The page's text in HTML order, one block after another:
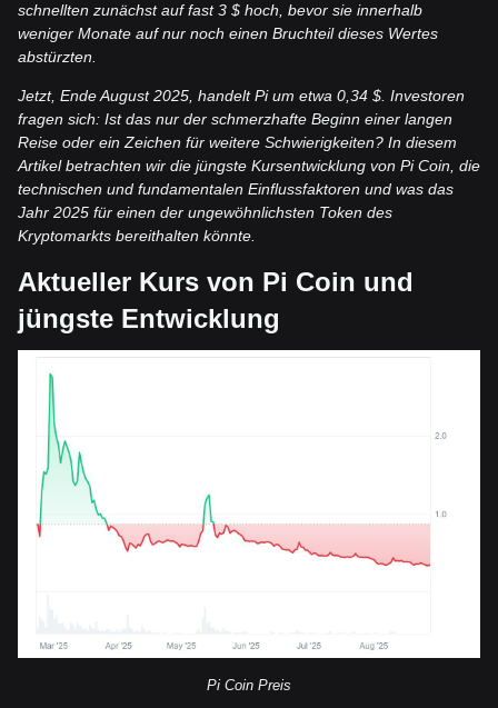
schnellten zunächst auf fast 3 $ hoch, bevor sie innerhalb
weniger Monate auf nur noch einen Bruchteil dieses Wertes
abstürzten.
Jetzt, Ende August 2025, handelt Pi um etwa 0,34 $. Investoren
fragen sich: Ist das nur der schmerzhafte Beginn einer langen
Reise oder ein Zeichen für weitere Schwierigkeiten? In diesem
Artikel betrachten wir die jüngste Kursentwicklung von Pi Coin, die
technischen und fundamentalen Einflussfaktoren und was das
Jahr 2025 für einen der ungewöhnlichsten Token des
Kryptomarkts bereithalten könnte.
Aktueller Kurs von Pi Coin und
jüngste Entwicklung
Pi Coin Preis